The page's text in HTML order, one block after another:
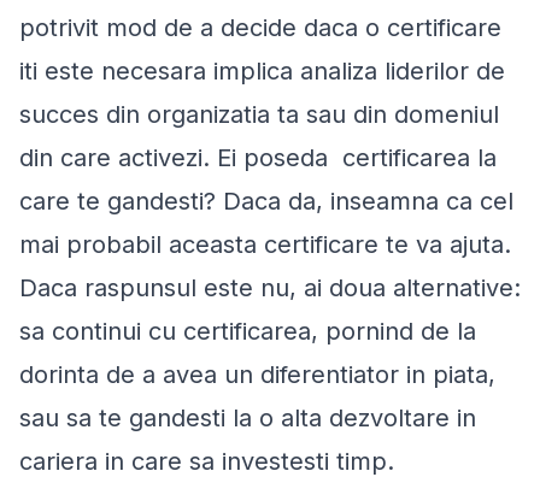
potrivit mod de a decide daca o certificare
iti este necesara implica analiza liderilor de
succes din organizatia ta sau din domeniul
din care activezi. Ei poseda certificarea la
care te gandesti? Daca da, inseamna ca cel
mai probabil aceasta certificare te va ajuta.
Daca raspunsul este nu, ai doua alternative:
sa continui cu certificarea, pornind de la
dorinta de a avea un diferentiator in piata,
sau sa te gandesti la o alta dezvoltare in
cariera in care sa investesti timp.